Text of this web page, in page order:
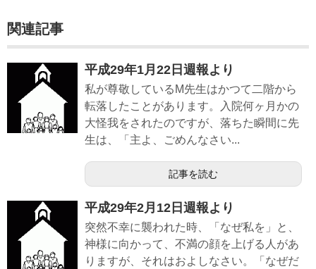
関連記事
平成29年1月22日週報より
私が尊敬しているM先生はかつて二階から
転落したことがあります。入院何ヶ月かの
大怪我をされたのですが、落ちた瞬間に先
生は、「主よ、ごめんなさい...
記事を読む
平成29年2月12日週報より
突然不幸に襲われた時、「なぜ私を」と、
神様に向かって、不満の顔を上げる人があ
りますが、それはおよしなさい。「なぜだ